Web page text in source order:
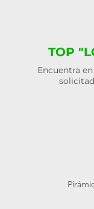
TOP
Encuentra